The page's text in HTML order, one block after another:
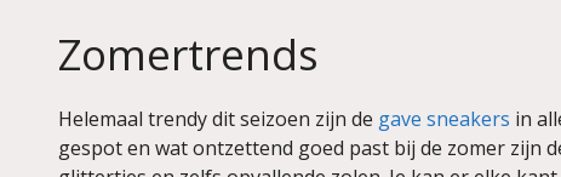
Zomertrends
Helemaal trendy dit seizoen zijn de gave sneakers in
gespot en wat ontzettend goed past bij de zomer zijn